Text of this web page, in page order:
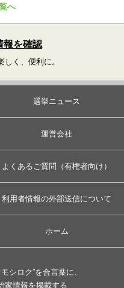
へ
報を確認
く、便利に。
選挙ニュース
運営会社
よくあるご質問（有権者向け）
利用者情報の外部送信について
ホーム
シロク”を合言葉に、
家情報を掲載する